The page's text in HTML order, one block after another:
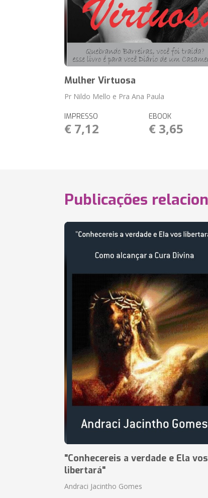
Mulher Virtuosa
Pr Nildo Mello e Pra Ana Paula
IMPRESSO
€ 7,12
EBOOK
€ 3,65
Publicações
"Conhecereis a verdade e Ela vos
libertará"
Andraci Jacintho Gomes